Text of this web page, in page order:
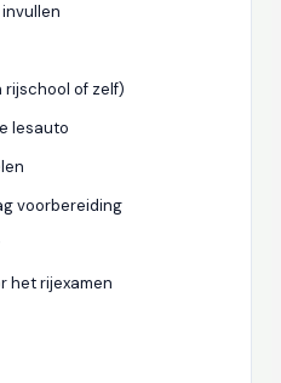
rijschool of zelf)
lesauto
voorbereiding
het rijexamen